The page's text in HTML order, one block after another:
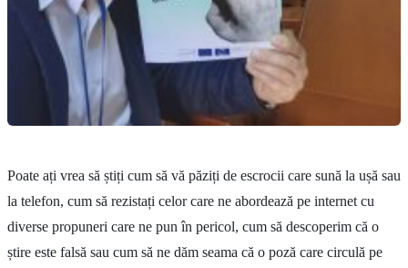
Poate ați vrea să știți cum să vă păziți de escrocii care sună la ușă sau
la telefon, cum să rezistați celor care ne abordează pe internet cu
diverse propuneri care ne pun în pericol, cum să descoperim că o
știre este falsă sau cum să ne dăm seama că o poză care circulă pe